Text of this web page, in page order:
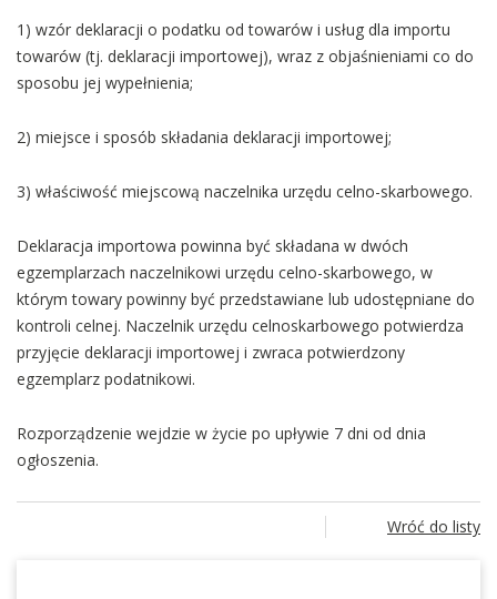
1) wzór deklaracji o podatku od towarów i usług dla importu
towarów (tj. deklaracji importowej), wraz z objaśnieniami co do
sposobu jej wypełnienia;
2) miejsce i sposób składania deklaracji importowej;
3) właściwość miejscową naczelnika urzędu celno-skarbowego.
Deklaracja importowa powinna być składana w dwóch
egzemplarzach naczelnikowi urzędu celno-skarbowego, w
którym towary powinny być przedstawiane lub udostępniane do
kontroli celnej. Naczelnik urzędu celnoskarbowego potwierdza
przyjęcie deklaracji importowej i zwraca potwierdzony
egzemplarz podatnikowi.
Rozporządzenie wejdzie w życie po upływie 7 dni od dnia
ogłoszenia.
Wróć do listy